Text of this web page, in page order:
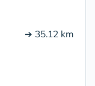
➔ 35.12 km